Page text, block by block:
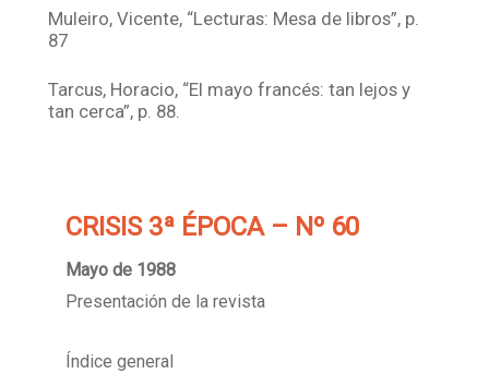
Muleiro, Vicente, “Lecturas: Mesa de libros”, p.
87
Tarcus, Horacio, “El mayo francés: tan lejos y
tan cerca”, p. 88.
CRISIS 3ª ÉPOCA – Nº 60
Mayo de 1988
Presentación de la revista
Índice general